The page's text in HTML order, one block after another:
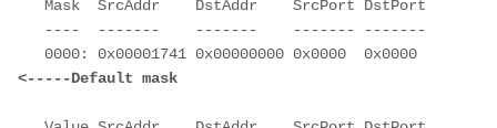
<-----Default mask